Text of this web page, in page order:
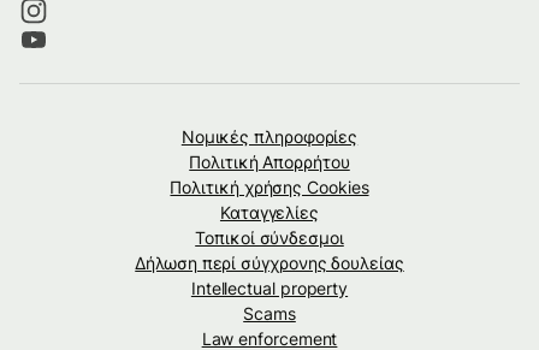
Νομικές πληροφορίες
Πολιτική Απορρήτου
Πολιτική χρήσης Cookies
Καταγγελίες
Τοπικοί σύνδεσμοι
Δήλωση περί σύγχρονης δουλείας
Intellectual property
Scams
Law enforcement